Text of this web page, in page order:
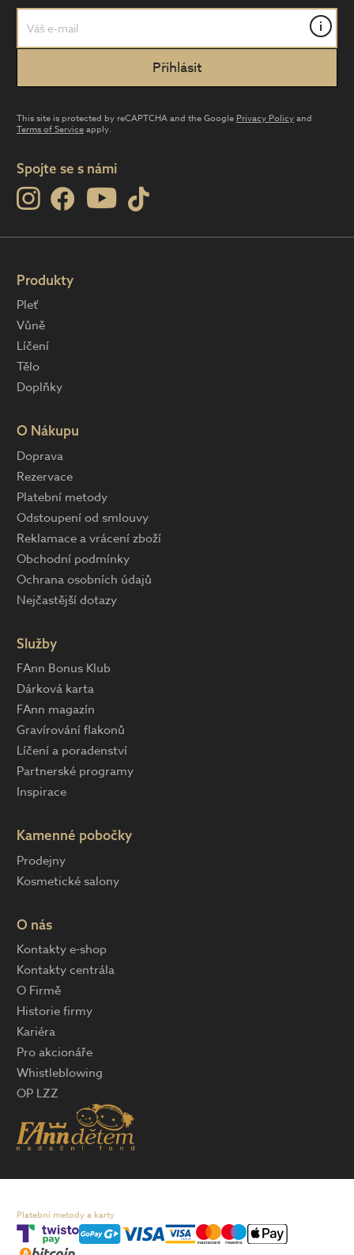
i
This site is protected by reCAPTCHA and the Google Privacy Policyand
Terms of Serviceapply.
Spojte se s námi
Produkty
Pleť
Vůně
Líčení
Tělo
Doplňky
O Nákupu
Doprava
Rezervace
Platební metody
Odstoupení od smlouvy
Reklamace a vrácení zboží
Obchodní podmínky
Ochrana osobních údajů
Nejčastější dotazy
Služby
FAnn Bonus Klub
Dárková karta
FAnn magazín
Gravírování flakonů
Líčení a poradenství
Partnerské programy
Inspirace
Kamenné pobočky
Prodejny
Kosmetické salony
O nás
Kontakty e-shop
Kontakty centrála
O Firmě
Historie firmy
Kariéra
Pro akcionáře
Whistleblowing
OP LZZ
Platební metody a karty